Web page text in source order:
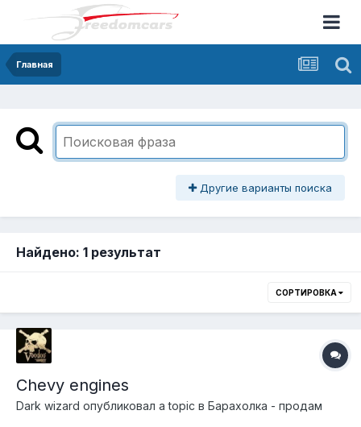
Главная
Другие варианты поиска
Найдено: 1 результат
СОРТИРОВКА
Chevy engines
Dark wizard опубликовал a topic в Барахолка - продам